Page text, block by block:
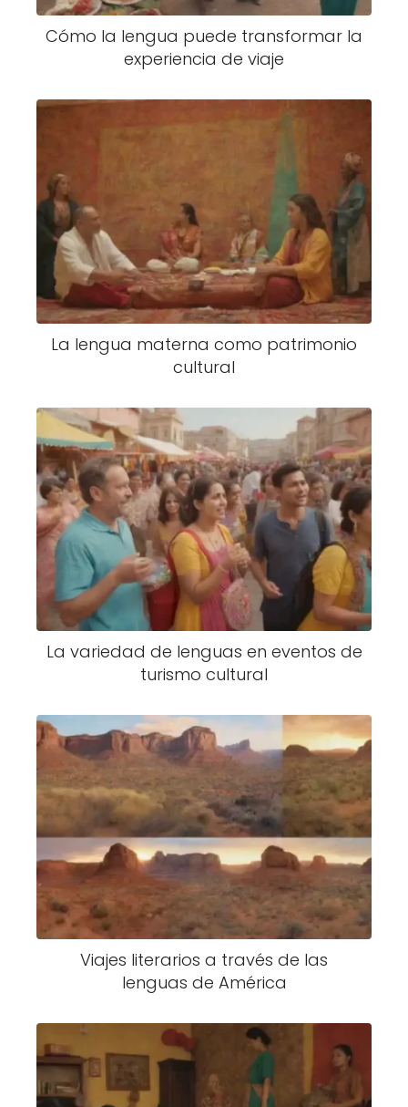
Cómo la lengua puede transformar la
experiencia de viaje
La lengua materna como patrimonio
cultural
La variedad de lenguas en eventos de
turismo cultural
Viajes literarios a través de las
lenguas de América